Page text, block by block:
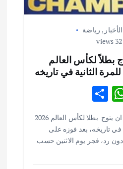
, رياضة
بطلاً لكأس العالم
W
at
s
S
h
ar
e
أستطاع منتخب إسبانيا ان يتوج بطلا لكأس العالم 2026
في تاريخه، بعد فوزه على
دون رد، فجر يوم الاثنين حسب